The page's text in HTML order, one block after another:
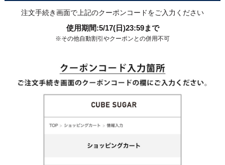
注文手続き画面で上記のクーポンコードをご入力ください
使用期間:5/17(日)23:59まで
※その他自動割引やクーポンとの併用不可